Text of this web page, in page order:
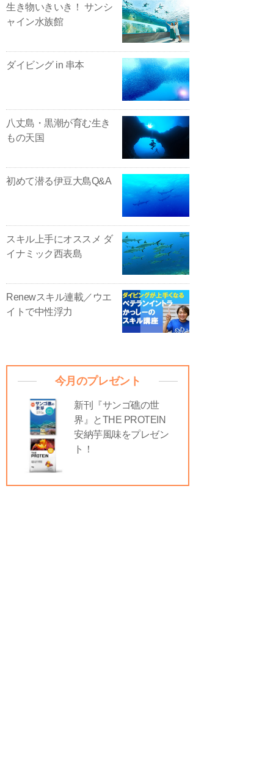
生き物いきいき！ サンシ
ャイン水族館
ダイビング in 串本
八丈島・黒潮が育む生き
もの天国
初めて潜る伊豆大島Q&A
スキル上手にオススメ ダ
イナミック西表島
Renewスキル連載／ウエ
イトで中性浮力
今月のプレゼント
新刊『サンゴ礁の世
界』とTHE PROTEIN
安納芋風味をプレゼン
ト！